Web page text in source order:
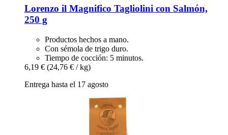
Lorenzo il Magnifico Tagliolini con Salmón,
250 g
Productos hechos a mano.
Con sémola de trigo duro.
Tiempo de cocción: 5 minutos.
6,19 € (24,76 € / kg)
Entrega hasta el 17 agosto